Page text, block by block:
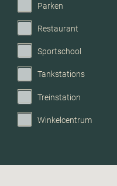
Parken
Restaurant
Sportschool
Tankstations
Treinstation
Winkelcentrum